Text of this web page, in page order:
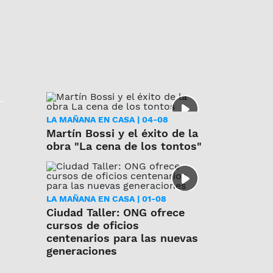
LA MAÑANA EN CASA | 04-08
Martín Bossi y el éxito de la
obra "La cena de los tontos"
LA MAÑANA EN CASA | 01-08
Ciudad Taller: ONG ofrece
cursos de oficios
centenarios para las nuevas
generaciones